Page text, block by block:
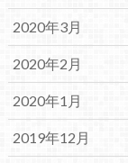
2020年3月
2020年2月
2020年1月
2019年12月